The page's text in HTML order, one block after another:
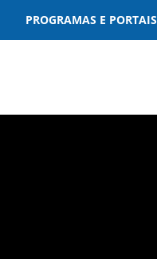
PROGRAMAS E PORTAIS